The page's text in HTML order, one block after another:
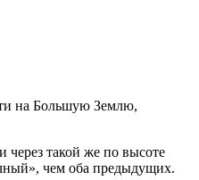
на Большую Землю,
такой же по высоте
чем оба предыдущих.